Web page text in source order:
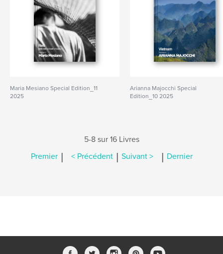
Maria Mesiano Special Edition_11
2025
Arianna Majocchi Special
Edition_10 2025
5-8 sur 16 Livres
Premier | < Précédent | Suivant > | Dernier